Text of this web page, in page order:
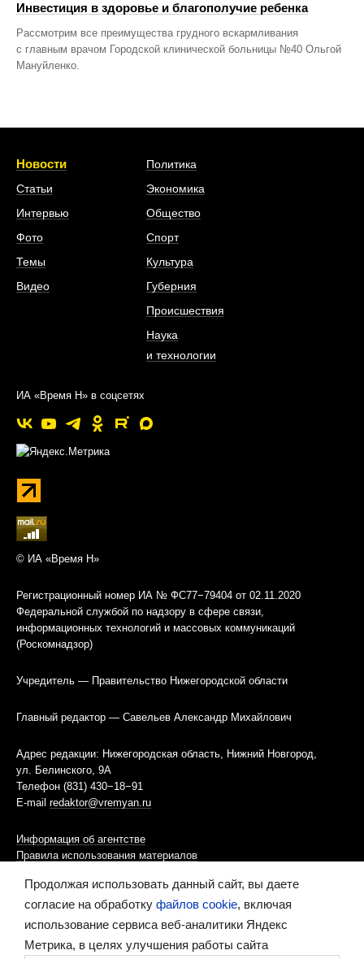
Инвестиция в здоровье и благополучие ребенка
Рассмотрим все преимущества грудного вскармливания
с главным врачом Городской клинической больницы №40 Ольгой
Мануйленко.
Новости
Статьи
Интервью
Фото
Темы
Видео
Политика
Экономика
Общество
Спорт
Культура
Губерния
Происшествия
Наука
и технологии
ИА «Время Н» в соцсетях
© ИА «Время Н»
Регистрационный номер ИА № ФС77−79404 от 02.11.2020
Федеральной службой по надзору в сфере связи,
информационных технологий и массовых коммуникаций
(Роскомнадзор)
Учредитель — Правительство Нижегородской области
Главный редактор — Савельев Александр Михайлович
Адрес редакции: Нижегородская область, Нижний Новгород,
ул. Белинского, 9А
Телефон (831) 430−18−91
E-mail redaktor@vremyan.ru
Информация об агентстве
Правила использования материалов
Информационная политика использования «cookies»-файлов
Ресурс содержит материалы 16+
Продолжая использовать данный сайт, вы даете
согласие на обработку файлов cookie, включая
использование сервиса веб-аналитики Яндекс
Метрика, в целях улучшения работы сайта